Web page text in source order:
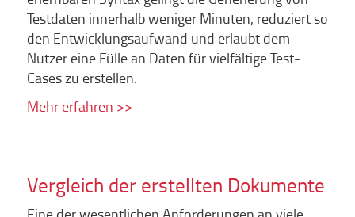
Testdaten innerhalb weniger Minuten, reduziert so
den Entwicklungsaufwand und erlaubt dem
Nutzer eine Fülle an Daten für vielfältige Test-
Cases zu erstellen.
Mehr erfahren >>
Vergleich der erstellten Dokumente